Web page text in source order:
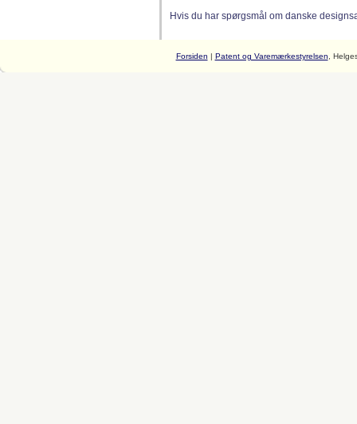
Hvis du har spørgsmål om danske
Forsiden | Patent og Varemærkestyrelsen ,